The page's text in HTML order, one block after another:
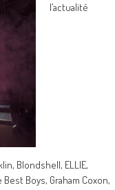
l’actualité
Blondshell, ELLIE,
Boys, Graham Coxon,